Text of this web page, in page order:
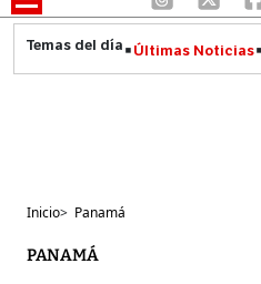
Últimas Noticias
Inicio> Panamá
PANAMÁ